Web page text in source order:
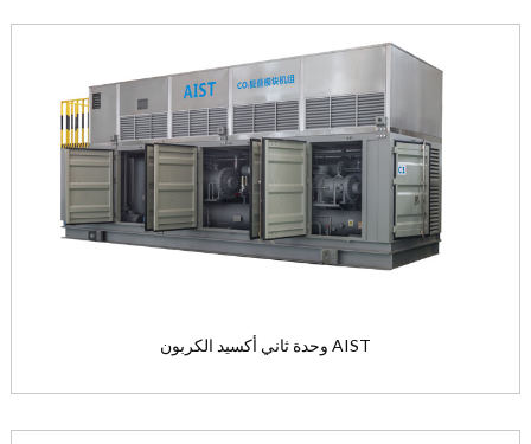
وحدة ثاني أكسيد الكربون AIST